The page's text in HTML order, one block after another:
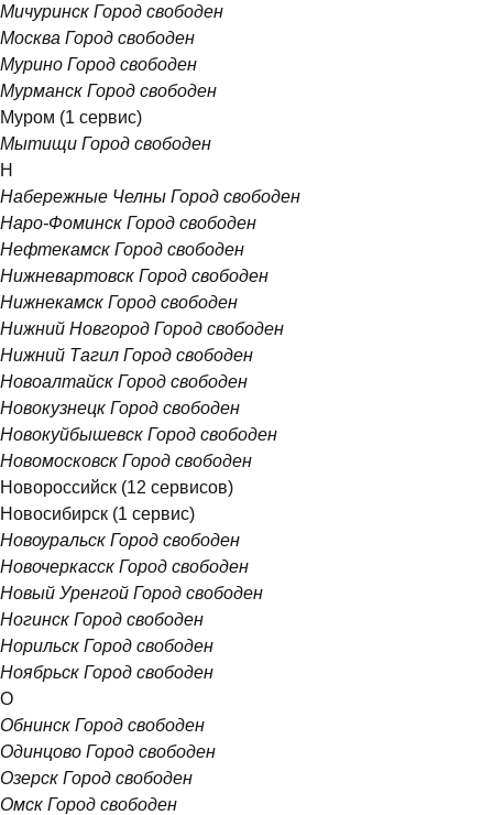
Мичуринск Город свободен
Москва Город свободен
Мурино Город свободен
Мурманск Город свободен
Муром (1 сервис)
Мытищи Город свободен
Н
Набережные Челны Город свободен
Наро-Фоминск Город свободен
Нефтекамск Город свободен
Нижневартовск Город свободен
Нижнекамск Город свободен
Нижний Новгород Город свободен
Нижний Тагил Город свободен
Новоалтайск Город свободен
Новокузнецк Город свободен
Новокуйбышевск Город свободен
Новомосковск Город свободен
Новороссийск (12 сервисов)
Новосибирск (1 сервис)
Новоуральск Город свободен
Новочеркасск Город свободен
Новый Уренгой Город свободен
Ногинск Город свободен
Норильск Город свободен
Ноябрьск Город свободен
О
Обнинск Город свободен
Одинцово Город свободен
Озерск Город свободен
Омск Город свободен